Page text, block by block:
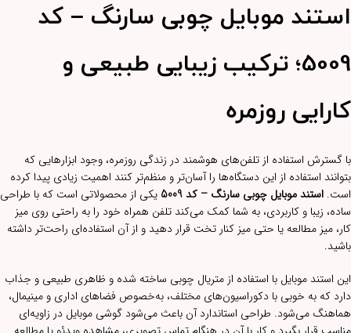
استند موبایل چوبی سارنگ – کد
5009؛ ترکیب زیبایی طبیعی و
کارایی روزمره
با گسترش استفاده از تلفن‌های هوشمند در زندگی روزمره، وجود ابزارهایی که
بتوانند استفاده از این دستگاه‌ها را آسان‌تر و منظم‌تر کنند اهمیت زیادی پیدا کرده
است. استند موبایل چوبی سارنگ – کد 5009
یکی از محصولاتی است که با طراحی
ساده، زیبا و کاربردی، به شما کمک می‌کند تلفن همراه خود را به راحتی روی میز
کار، میز مطالعه یا حتی میز کنار تخت قرار دهید و از آن استفاده‌ای راحت‌تر داشته
باشید.
این استند موبایل با استفاده از متریال چوبی ساخته شده و ظاهری طبیعی و جذاب
دارد که به خوبی با دکوراسیون‌های مختلف، به‌خصوص فضاهای اداری و مینیمال،
هماهنگ می‌شود. طراحی استاندارد آن باعث می‌شود گوشی موبایل در زاویه‌ای